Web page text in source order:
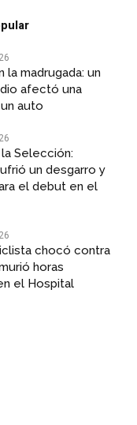
la madrugada: un
afectó una
auto
Selección:
un desgarro y
el debut en el
chocó contra
horas
el Hospital